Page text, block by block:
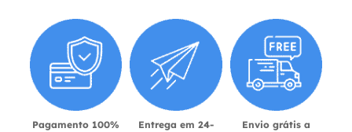
Pagamento 100%
Entrega em 24-
Envio grátis a